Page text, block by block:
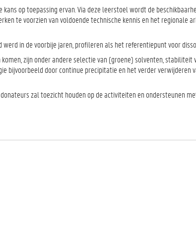
op toepassing ervan. Via deze leerstoel wordt de
te voorzien van voldoende technische kennis en het regionale
in de voorbije jaren, profileren als het referentiepunt voor
zijn onder andere selectie van (groene) solventen, stabiliteit
bijvoorbeeld door continue precipitatie en het verder verwijderen
zal toezicht houden op de activiteiten en ondersteunen